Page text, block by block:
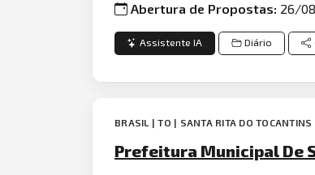
Abertura de Propostas: 26/
Assistente IA Diário
BRASIL | TO | SANTA RITA DO TOCANTINS
Prefeitura Municipal De